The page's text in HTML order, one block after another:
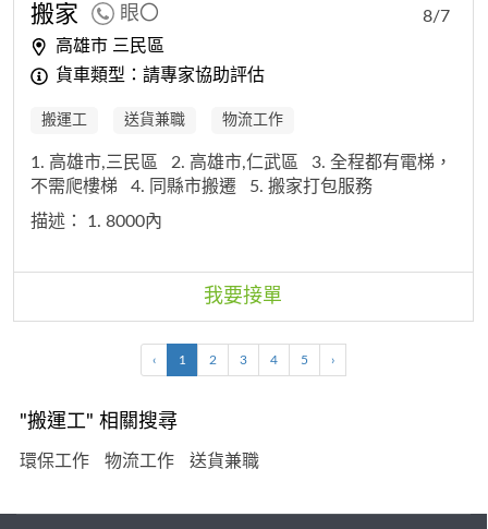
搬家 眼〇
高雄市 三民區
貨車類型：請專家協助評估
8/7
搬運工 送貨兼職 物流工作
1. 高雄市,三民區 2. 高雄市,仁武區
3. 全程都有電梯，
不需爬樓梯
4. 同縣市搬遷
5. 搬家打包服務
描述： 1. 8000內
我要接單
‹ 1 2 3 4 5 ›
"搬運工" 相關搜尋
環保工作 物流工作 送貨兼職